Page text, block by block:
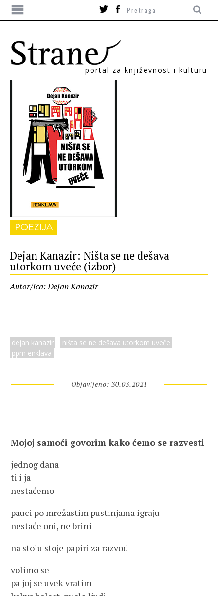
portal za književnost i kulturu
POEZIJA
Dejan Kanazir: Ništa se ne dešava
utorkom uveče (izbor)
Autor/ica: Dejan Kanazir
dejan kanazir
ništa se ne dešava utorkom uveče
ppm enklava
Objavljeno: 30.03.2021
Mojoj samoći govorim kako ćemo se razvesti
jednog dana
ti i ja
nestaćemo
pauci po mrežastim pustinjama igraju
nestaće oni, ne brini
na stolu stoje papiri za razvod
volimo se
pa joj se uvek vratim